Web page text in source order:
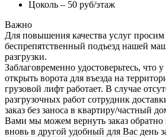
Цоколь – 50 руб/этаж
Важно
Для повышения качества услуг просим
беспрепятственный подъезд нашей
разгрузки.
Заблаговременно удостоверьтесь, что
открыть ворота для въезда на
грузовой лифт работает. В случае
разгрузочных работ сотрудник
заказ без заноса в квартиру/частный
Вами мы можем вернуть заказ обратно
вновь в другой удобный для Вас день